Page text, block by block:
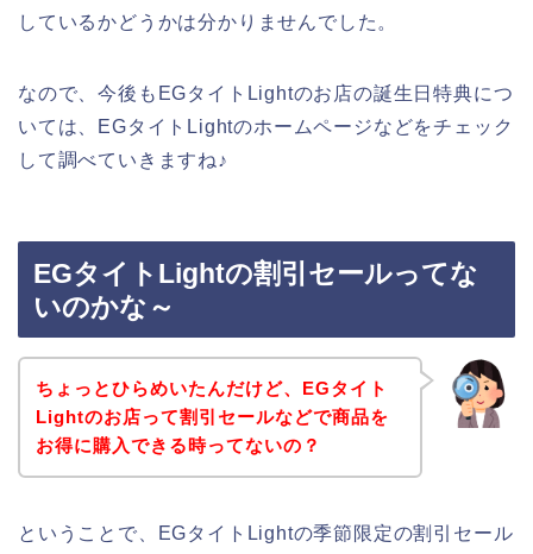
しているかどうかは分かりませんでした。
なので、今後もEGタイトLightのお店の誕生日特典につ
いては、EGタイトLightのホームページなどをチェック
して調べていきますね♪
EGタイトLightの割引セールってな
いのかな～
ちょっとひらめいたんだけど、EGタイト
Lightのお店って割引セールなどで商品を
お得に購入できる時ってないの？
ということで、EGタイトLightの季節限定の割引セール